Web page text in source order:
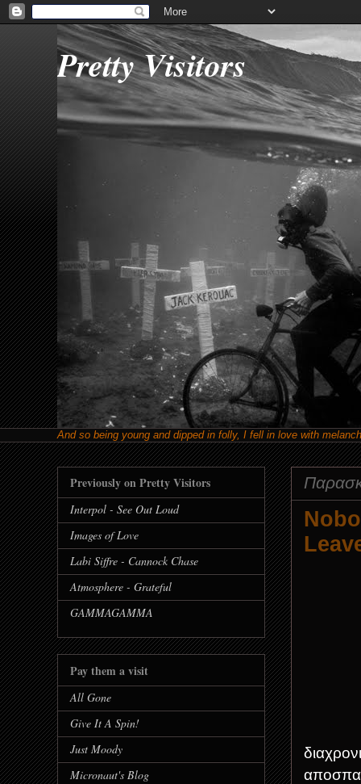
Pretty Visitors
And so being young and dipped in folly, I fell in love with
Previously on Pretty Visitors
Interpol - See Out Loud
Images of Love
Labi Siffre - Cannock Chase
Atmosphere - Grateful
GAMMAGAMMA
Pay them a visit
All Gone
Give It A Spin!
Just Moody
Micronaut's Blog